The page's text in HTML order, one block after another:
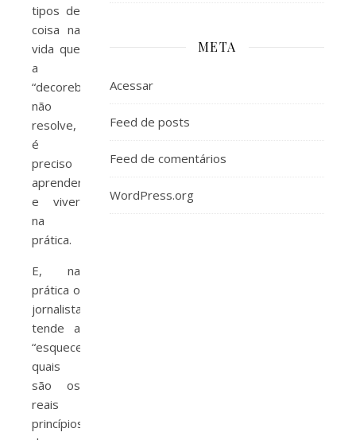
tipos de
coisa na
vida que
a
“decoreba”
não
resolve,
é
preciso
aprender
e viver
na
prática.
E, na
prática o
jornalista
tende a
“esquecer”
quais
são os
reais
princípios
META
Acessar
Feed de posts
Feed de comentários
WordPress.org